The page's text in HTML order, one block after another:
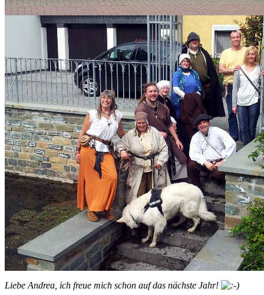
Liebe Andrea, ich freue mich schon auf das nächste Jahr!